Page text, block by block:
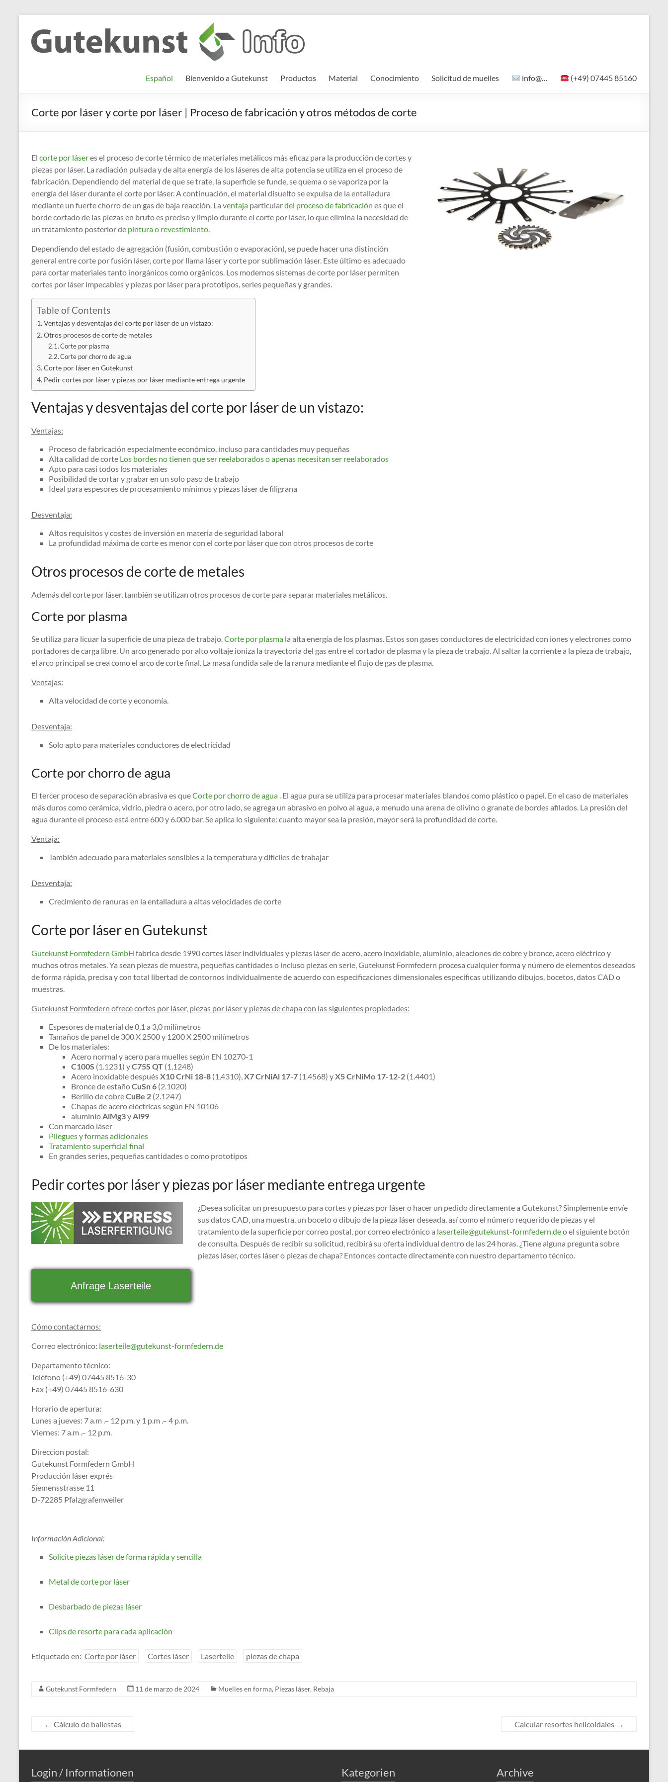
contenido
Gutekunst
Formfedern
Informationen
und
Wissenswertes
Español Bienvenido a Gutekunst Productos Material Conocimiento Solicitud de muelles info@… (+49) 07445 85160
Corte por láser y corte por láser | Proceso de fabricación y otros métodos de corte
El corte por láseres el proceso de corte térmico de materiales metálicos más eficaz para la producción de cortes y
piezas por láser. La radiación pulsada y de alta energía de los láseres de alta potencia se utiliza en el proceso de
fabricación. Dependiendo del material de que se trate, la superficie se funde, se quema o se vaporiza por la
energía del láser durante el corte por láser. A continuación, el material disuelto se expulsa de la entalladura
mediante un fuerte chorro de un gas de baja reacción. La ventaja particulardel proceso de fabricación es que el
borde cortado de las piezas en bruto es preciso y limpio durante el corte por láser, lo que elimina la necesidad de
un tratamiento posterior de pintura o revestimiento.
Dependiendo del estado de agregación (fusión, combustión o evaporación), se puede hacer una distinción
general entre corte por fusión láser, corte por llama láser y corte por sublimación láser. Este último es adecuado
para cortar materiales tanto inorgánicos como orgánicos. Los modernos sistemas de corte por láser permiten
cortes por láser impecables y piezas por láser para prototipos, series pequeñas y grandes.
Table of Contents
Ventajas y desventajas del corte por láser de un vistazo:
Otros procesos de corte de metales
Corte por plasma
Corte por chorro de agua
Corte por láser en Gutekunst
Pedir cortes por láser y piezas por láser mediante entrega urgente
Ventajas y desventajas del corte por láser de un vistazo:
Ventajas:
Proceso de fabricación especialmente económico, incluso para cantidades muy pequeñas
Alta calidad de corte Los bordes no tienen que ser reelaborados o apenas necesitan ser reelaborados
Apto para casi todos los materiales
Posibilidad de cortar y grabar en un solo paso de trabajo
Ideal para espesores de procesamiento mínimos y piezas láser de filigrana
Desventaja:
Altos requisitos y costes de inversión en materia de seguridad laboral
La profundidad máxima de corte es menor con el corte por láser que con otros procesos de corte
Otros procesos de corte de metales
Además del corte por láser, también se utilizan otros procesos de corte para separar materiales metálicos.
Corte por plasma
Se utiliza para licuar la superficie de una pieza de trabajo.Corte por plasma la alta energía de los plasmas. Estos son gases conductores de electricidad con iones y electrones como
portadores de carga libre. Un arco generado por alto voltaje ioniza la trayectoria del gas entre el cortador de plasma y la pieza de trabajo. Al saltar la corriente a la pieza de trabajo,
el arco principal se crea como el arco de corte final. La masa fundida sale de la ranura mediante el flujo de gas de plasma.
Ventajas:
Alta velocidad de corte y economía.
Desventaja:
Solo apto para materiales conductores de electricidad
Corte por chorro de agua
El tercer proceso de separación abrasiva es queCorte por chorro de agua . El agua pura se utiliza para procesar materiales blandos como plástico o papel. En el caso de materiales
más duros como cerámica, vidrio, piedra o acero, por otro lado, se agrega un abrasivo en polvo al agua, a menudo una arena de olivino o granate de bordes afilados. La presión del
agua durante el proceso está entre 600 y 6.000 bar. Se aplica lo siguiente: cuanto mayor sea la presión, mayor será la profundidad de corte.
Ventaja:
También adecuado para materiales sensibles a la temperatura y difíciles de trabajar
Desventaja:
Crecimiento de ranuras en la entalladura a altas velocidades de corte
Corte por láser en Gutekunst
Gutekunst Formfedern GmbH fabrica desde 1990 cortes láser individuales y piezas láser de acero, acero inoxidable, aluminio, aleaciones de cobre y bronce, acero eléctrico y
muchos otros metales. Ya sean piezas de muestra, pequeñas cantidades o incluso piezas en serie, Gutekunst Formfedern procesa cualquier forma y número de elementos deseados
de forma rápida, precisa y con total libertad de contornos individualmente de acuerdo con especificaciones dimensionales específicas utilizando dibujos, bocetos, datos CAD o
muestras.
Gutekunst Formfedern ofrece cortes por láser, piezas por láser y piezas de chapa con las siguientes propiedades:
Espesores de material de 0,1 a 3,0 milímetros
Tamaños de panel de 300 X 2500 y 1200 X 2500 milímetros
De los materiales:
Acero normal y acero para muelles según EN 10270-1
C100S (1.1231) yC75S QT (1,1248)
Acero inoxidable despuésX10 CrNi 18-8 (1,4310),X7 CrNiAl 17-7 (1.4568) yX5 CrNiMo 17-12-2 (1.4401)
Bronce de estañoCuSn 6 (2.1020)
Berilio de cobreCuBe 2 (2.1247)
Chapas de acero eléctricas según EN 10106
aluminioAlMg3yAl99
Con marcado láser
Pliegues y formas adicionales
Tratamiento superficial final
En grandes series, pequeñas cantidades o como prototipos
Pedir cortes por láser y piezas por láser mediante entrega urgente
¿Desea solicitar un presupuesto para cortes y piezas por láser o hacer un pedido directamente a Gutekunst? Simplemente envíe
sus datos CAD, una muestra, un boceto o dibujo de la pieza láser deseada, así como el número requerido de piezas y el
tratamiento de la superficie por correo postal, por correo electrónico a laserteile@gutekunst-formfedern.deo el siguiente botón
de consulta. Después de recibir su solicitud, recibirá su oferta individual dentro de las 24 horas. ¿Tiene alguna pregunta sobre
piezas láser, cortes láser o piezas de chapa? Entonces contacte directamente con nuestro departamento técnico.
Anfrage Laserteile
Cómo contactarnos:
Correo electrónico: laserteile@gutekunst-formfedern.de
Departamento técnico:
Teléfono (+49) 07445 8516-30
Fax (+49) 07445 8516-630
Horario de apertura:
Lunes a jueves: 7 a.m .– 12 p.m. y 1 p.m .– 4 p.m.
Viernes: 7 a.m .– 12 p.m.
Direccion postal:
Gutekunst Formfedern GmbH
Producción láser exprés
Siemensstrasse 11
D-72285 Pfalzgrafenweiler
Información Adicional:
Solicite piezas láser de forma rápida y sencilla
Metal de corte por láser
Desbarbado de piezas láser
Clips de resorte para cada aplicación
Etiquetado en: Corte por láser Cortes láser Laserteile piezas de chapa
Gutekunst Formfedern 11 de marzo de 2024 Muelles en forma, Piezas láser, Rebaja
← Cálculo de ballestas Calcular resortes helicoidales →
Login / Informationen Kategorien Archive